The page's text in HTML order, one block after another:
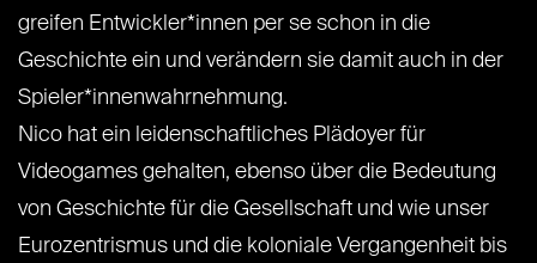
greifen Entwickler*innen per se schon in die
Geschichte ein und verändern sie damit auch in der
Spieler*innenwahrnehmung.
Nico hat ein leidenschaftliches Plädoyer für
Videogames gehalten, ebenso über die Bedeutung
von Geschichte für die Gesellschaft und wie unser
Eurozentrismus und die koloniale Vergangenheit bis